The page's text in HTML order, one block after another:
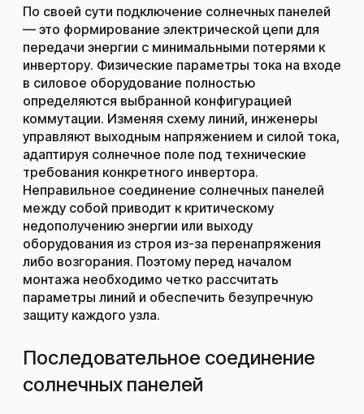
По своей сути подключение солнечных панелей
— это формирование электрической цепи для
передачи энергии с минимальными потерями к
инвертору. Физические параметры тока на входе
в силовое оборудование полностью
определяются выбранной конфигурацией
коммутации. Изменяя схему линий, инженеры
управляют выходным напряжением и силой тока,
адаптируя солнечное поле под технические
требования конкретного инвертора.
Неправильное соединение солнечных панелей
между собой приводит к критическому
недополучению энергии или выходу
оборудования из строя из-за перенапряжения
либо возгорания. Поэтому перед началом
монтажа необходимо четко рассчитать
параметры линий и обеспечить безупречную
защиту каждого узла.
Последовательное соединение
солнечных панелей